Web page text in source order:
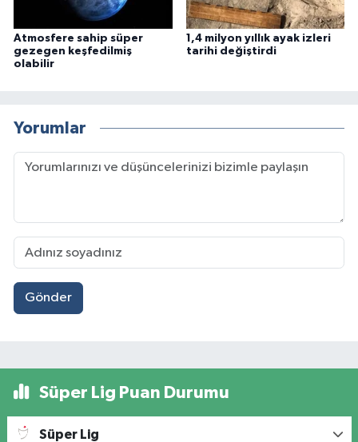
Atmosfere sahip süper
gezegen keşfedilmiş
olabilir
1,4 milyon yıllık ayak izleri
tarihi değiştirdi
Yorumlar
Gönder
Süper Lig Puan Durumu
Süper Lig